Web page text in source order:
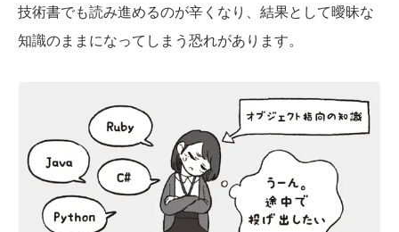
技術書でも読み進めるのが辛くなり、結果として曖昧な
知識のままになってしまう恐れがあります。